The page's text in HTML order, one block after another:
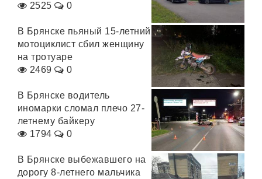
2525
0
В Брянске пьяный 15-летний
мотоциклист сбил женщину
на тротуаре
2469
0
В Брянске водитель
иномарки сломал плечо 27-
летнему байкеру
1794
0
В Брянске выбежавшего на
дорогу 8-летнего мальчика